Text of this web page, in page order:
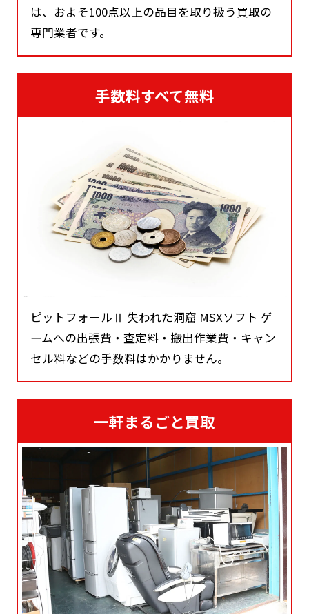
は、およそ100点以上の品目を取り扱う買取の
専門業者です。
手数料すべて無料
ピットフォールⅡ 失われた洞窟 MSXソフト ゲ
ームへの出張費・査定料・搬出作業費・キャン
セル料などの手数料はかかりません。
一軒まるごと買取